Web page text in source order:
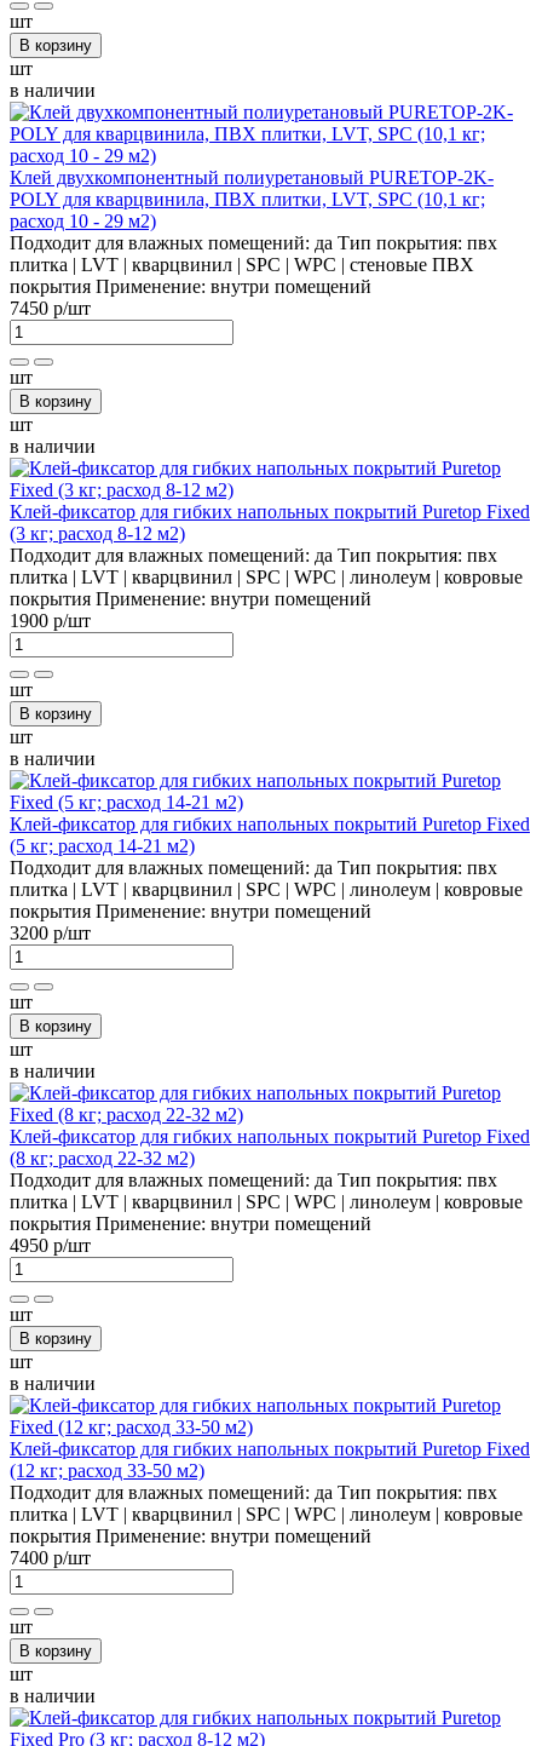
шт
В корзину
шт
в наличии
Клей двухкомпонентный полиуретановый PURETOP-2K-
POLY для кварцвинила, ПВХ плитки, LVT, SPC (10,1 кг;
расход 10 - 29 м2)
Подходит для влажных помещений: да Тип покрытия: пвх
плитка | LVT | кварцвинил | SPC | WPC | стеновые ПВХ
покрытия Применение: внутри помещений
7450 р/шт
шт
В корзину
шт
в наличии
Клей-фиксатор для гибких напольных покрытий Puretop Fixed
(3 кг; расход 8-12 м2)
Подходит для влажных помещений: да Тип покрытия: пвх
плитка | LVT | кварцвинил | SPC | WPC | линолеум | ковровые
покрытия Применение: внутри помещений
1900 р/шт
шт
В корзину
шт
в наличии
Клей-фиксатор для гибких напольных покрытий Puretop Fixed
(5 кг; расход 14-21 м2)
Подходит для влажных помещений: да Тип покрытия: пвх
плитка | LVT | кварцвинил | SPC | WPC | линолеум | ковровые
покрытия Применение: внутри помещений
3200 р/шт
шт
В корзину
шт
в наличии
Клей-фиксатор для гибких напольных покрытий Puretop Fixed
(8 кг; расход 22-32 м2)
Подходит для влажных помещений: да Тип покрытия: пвх
плитка | LVT | кварцвинил | SPC | WPC | линолеум | ковровые
покрытия Применение: внутри помещений
4950 р/шт
шт
В корзину
шт
в наличии
Клей-фиксатор для гибких напольных покрытий Puretop Fixed
(12 кг; расход 33-50 м2)
Подходит для влажных помещений: да Тип покрытия: пвх
плитка | LVT | кварцвинил | SPC | WPC | линолеум | ковровые
покрытия Применение: внутри помещений
7400 р/шт
шт
В корзину
шт
в наличии